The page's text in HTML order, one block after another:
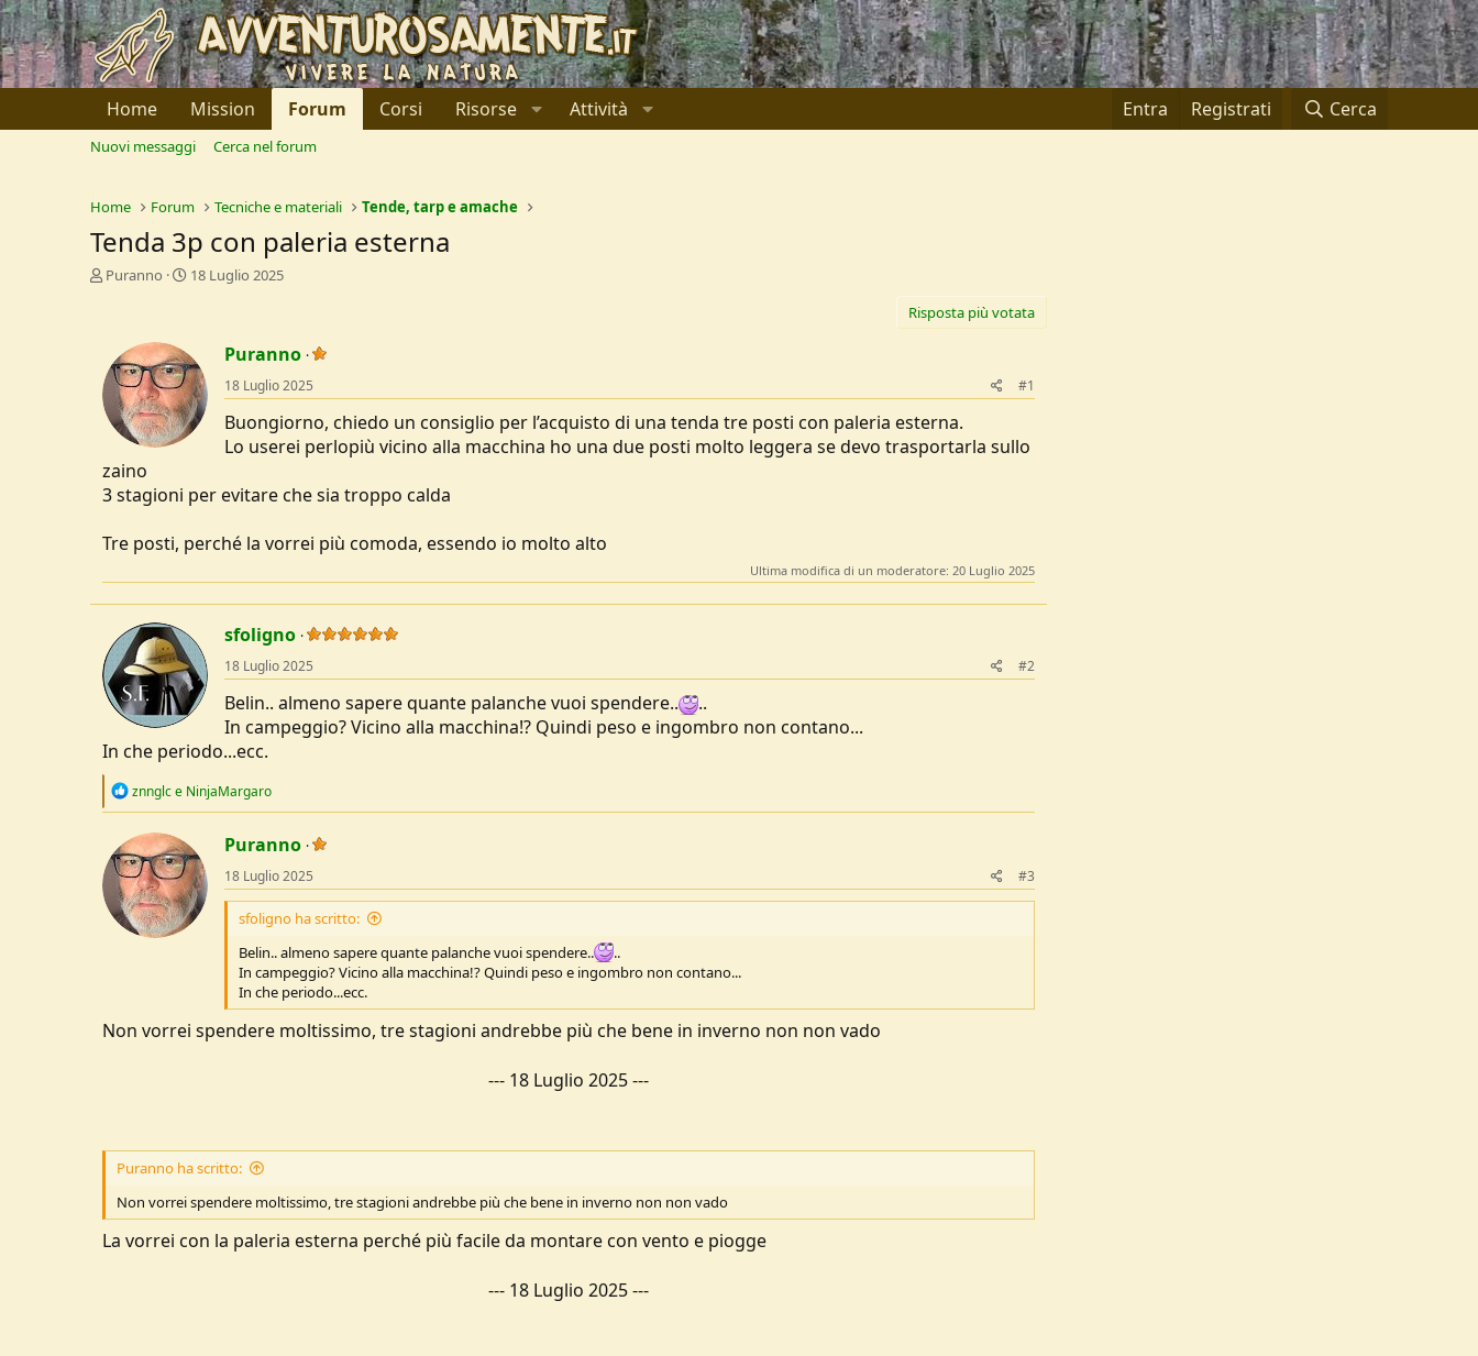
Home Mission Forum Corsi Risorse Attività Entra Registrati Cerca
Nuovi messaggi Cerca nel forum
Home Forum Tecniche e materiali Tende, tarp e amache
Tenda 3p con paleria esterna
C
o
e
D
s
c
s
n
Puranno
D
d
i
I
n
i
o
18 Luglio 2025
Risposta più votata
Puranno
18 Luglio 2025 #1
Buongiorno, chiedo un consiglio per l’acquisto di una tenda tre posti con paleria esterna.
Lo userei perlopiù vicino alla macchina ho una due posti molto leggera se devo trasportarla sullo
zaino
3 stagioni per evitare che sia troppo calda
Tre posti, perché la vorrei più comoda, essendo io molto alto
Ultima modifica di un moderatore: 20 Luglio 2025
sfoligno
18 Luglio 2025 #2
Belin.. almeno sapere quante palanche vuoi spendere..
..
In campeggio? Vicino alla macchina!? Quindi peso e ingombro non contano...
In che periodo...ecc.
R
c
t
i
o
n
s
znnglce NinjaMargaro
Puranno
18 Luglio 2025 #3
sfoligno ha scritto:
Belin.. almeno sapere quante palanche vuoi spendere..
..
In campeggio? Vicino alla macchina!? Quindi peso e ingombro non contano...
In che periodo...ecc.
Non vorrei spendere moltissimo, tre stagioni andrebbe più che bene in inverno non non vado
--- 18 Luglio 2025---
Puranno ha scritto:
Non vorrei spendere moltissimo, tre stagioni andrebbe più che bene in inverno non non vado
La vorrei con la paleria esterna perché più facile da montare con vento e piogge
--- 18 Luglio 2025---